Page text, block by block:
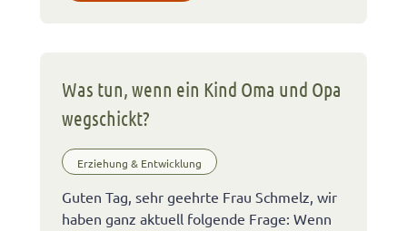
Was tun, wenn ein Kind Oma und Opa
wegschickt?
Erziehung & Entwicklung
Guten Tag, sehr geehrte Frau Schmelz, wir
haben ganz aktuell folgende Frage: Wenn